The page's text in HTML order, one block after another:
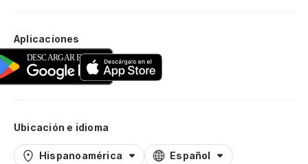
Aplicaciones
Ubicación e idioma
Hispanoamérica Español